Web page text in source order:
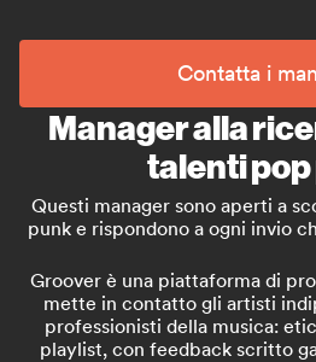
Contatta i
Manager alla
talenti
Questi manager sono aperti a
punk e rispondono a ogni invio
Groover è una piattaforma di
mette in contatto gli artisti
professionisti della musica:
playlist, con feedback scritto